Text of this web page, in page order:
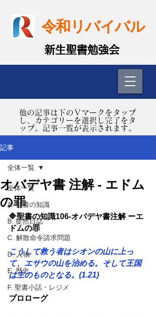
令和リバイバル
​新生聖書勉強会
​他の記事は下のＶマークをタップ
し、カテゴリーを選択し完了をタ
ップ。記事一覧が表示されます。
記事
全体一覧
A. 聖書の知識
B. 徒然日誌
C. 解散命令請求問題
D. 人物
E. 歴史
F. 聖書小話・レジメ
全体一覧
オバデヤ書 注解 - エドム
の罪
🔷聖書の知識106-オバデヤ書注解 ーエ
ドムの罪
こうして救う者はシオンの山に上っ
て、エサウの山を治める。そして王国
は主のものとなる。(1.21)
プロローグ